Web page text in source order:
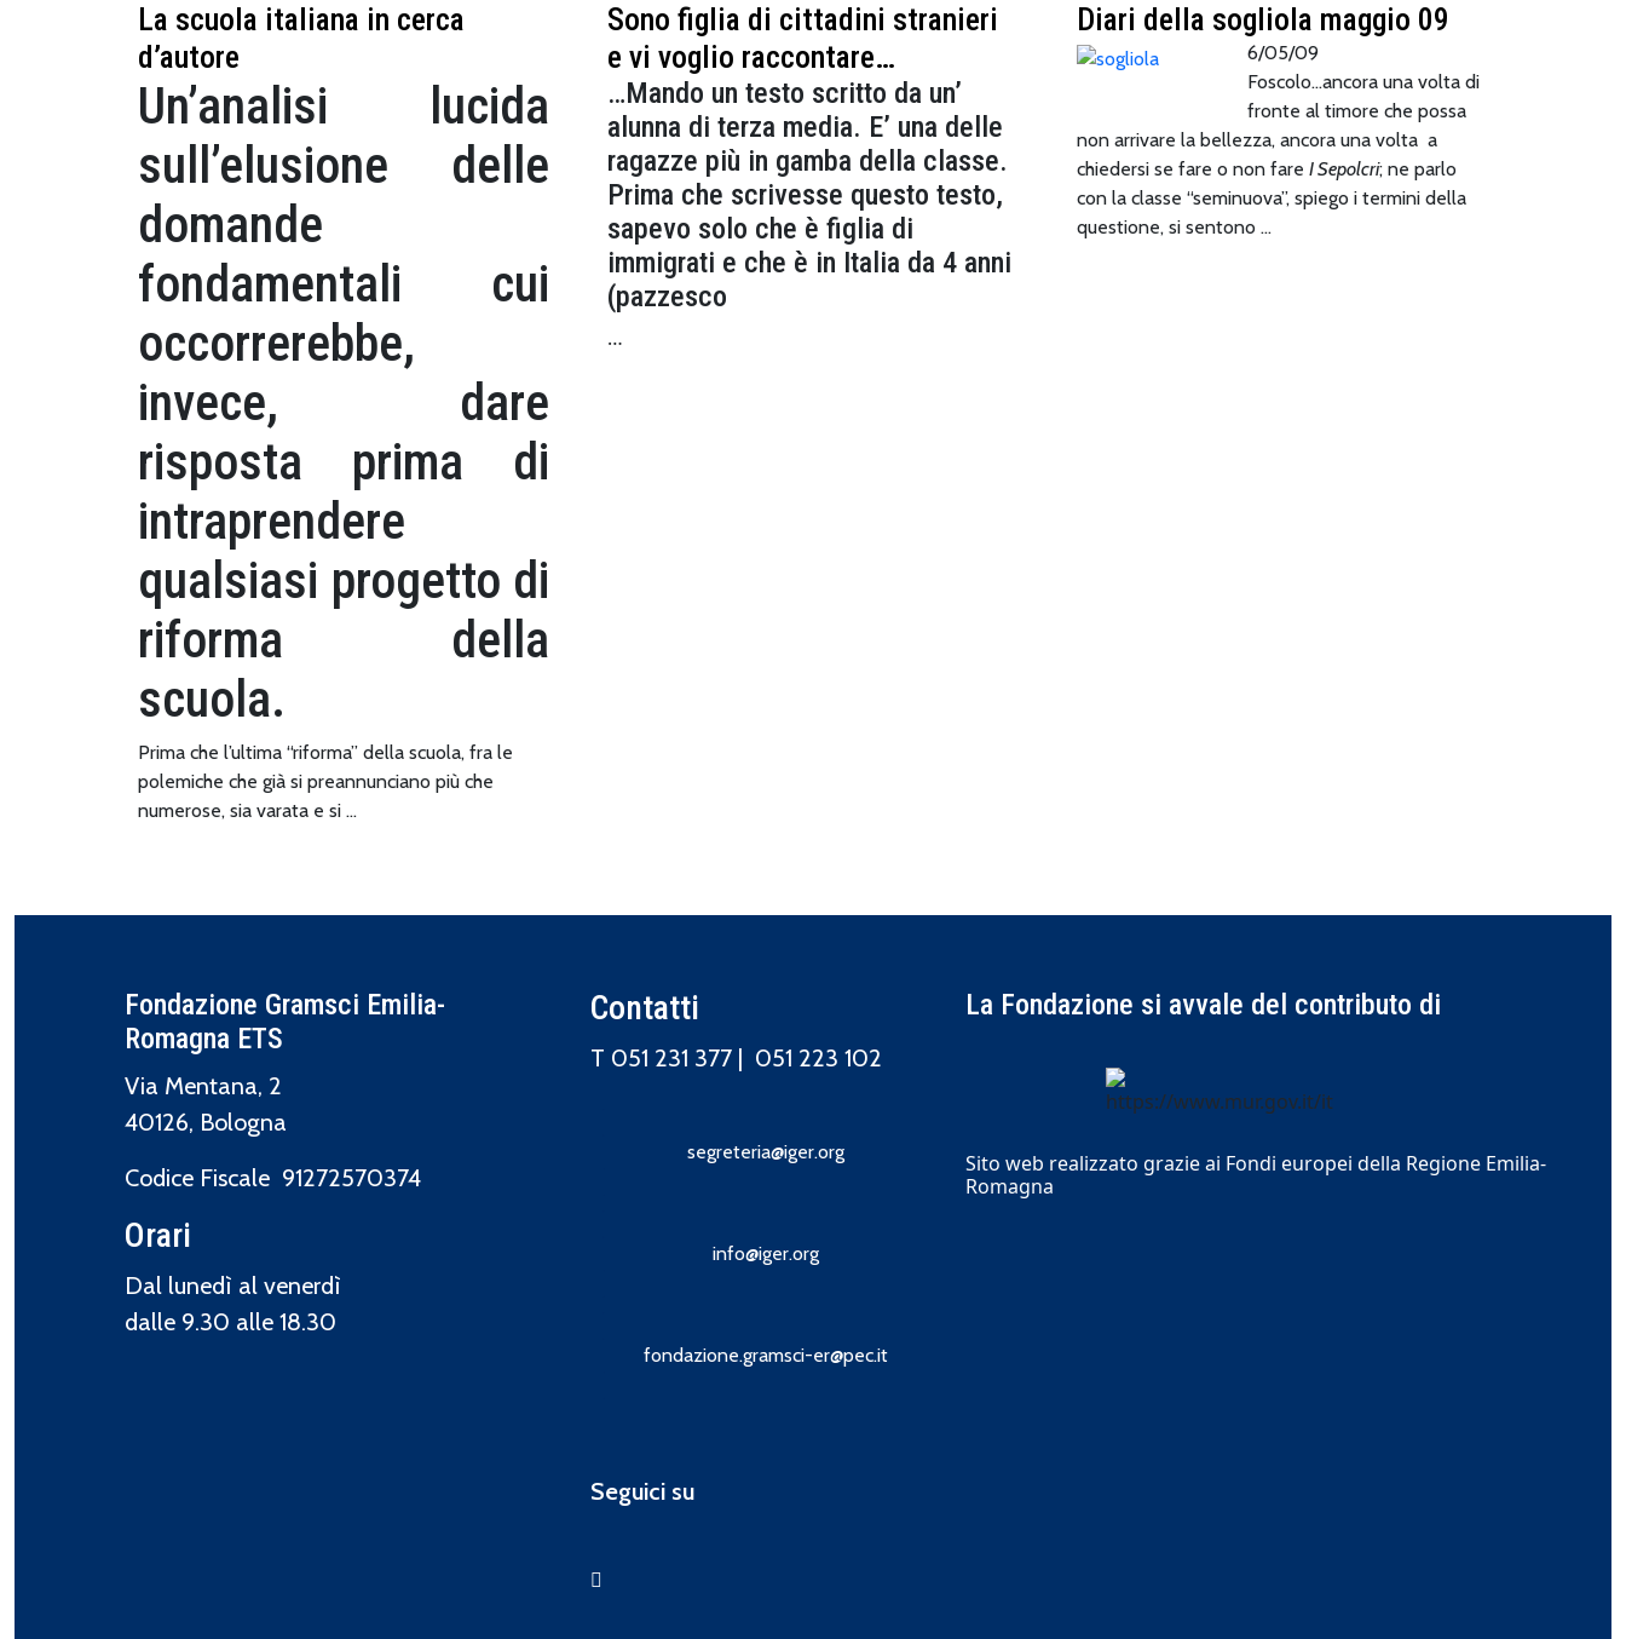
La scuola italiana in cerca
d’autore
Un’analisi lucida
sull’elusione delle
domande
fondamentali cui
occorrerebbe,
invece, dare
risposta prima di
intraprendere
qualsiasi progetto di
riforma della
scuola.
Prima che l’ultima “riforma” della scuola, fra le
polemiche che già si preannunciano più che
numerose, sia varata e si …
Sono figlia di cittadini stranieri
e vi voglio raccontare…
…Mando un testo scritto da un’
alunna di terza media. E’ una delle
ragazze più in gamba della classe.
Prima che scrivesse questo testo,
sapevo solo che è figlia di
immigrati e che è in Italia da 4 anni
(pazzesco
…
Diari della sogliola maggio 09
6/05/09
Foscolo…ancora una volta di
fronte al timore che possa
non arrivare la bellezza, ancora una volta a
chiedersi se fare o non fare I Sepolcri; ne parlo
con la classe “seminuova”, spiego i termini della
questione, si sentono …
Fondazione Gramsci Emilia-
Romagna ETS
Via Mentana, 2
40126, Bologna
Codice Fiscale 91272570374
Orari
Dal lunedì al venerdì
dalle 9.30 alle 18.30
Contatti
T 051 231 377 | 051 223 102
segreteria@iger.org
info@iger.org
fondazione.gramsci-er@pec.it
Seguici su
La Fondazione si avvale del contributo di
Sito web realizzato grazie ai Fondi europei della Regione Emilia-
Romagna